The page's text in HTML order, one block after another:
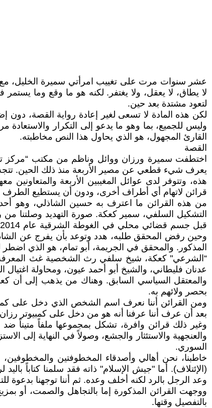
لا يطاق، لا يعقل، ولا يغتفر. لكنه هو ما وقع وما
لتعود مشتدة بعد حين.
لكن هذه المادة لا تسعى لغير إعادة رواية القصة، دون
وليس للجميع، بما وهو ما يدعو إلى التكرار
القارئ المجهول، هو الذي يحاول هذا النص مخاطبته.
القصة
يعرف شيء قطعي عن مصير الأربعة منذ ذلك الحين. تتجه
هذه، وتتوفر لدى عوائل المغيبين الأربعة
قرائن لاتهام أي أطراف أخرى، ودون أن يستطيع الطرف
التشكيل السلفي، سمير كعكة. صورة التهديد وصلتنا
وحين رفض المحقق طلبه، هدد وتوعد بأن يفرج عن
المذكور. والمحقق في الجريمة، أبو تمام، هو الذي
“الشرعي" كعكة، شيخ سلفي رث الشخصية غث المعرفة،
عدنان فليطاني، والشيخ أبو أحمد عيون، ومحاولة
والمعتقل السياسي السابق. وهناك من يذهب إلى
بحصر ولائهم به.
ومن القرائن أننا نعرف اسم الشخص الذي دخل على
بعد أن عرف أننا عرفنا أنه هو من دخل على كمبيوتر
وغير ذلك قرائن وافرة، تشكل بمجموعها ملفاً متيناً
السوري.
خاطبنا، نحن أهالي وأصدقاء المخطوفتين والمخطوفين،
(الإئتلاف). أما "جيش الإسلام" ذاته فقد سلمنا كتاباً
وعد الرجل بالرد لكنه أخلف وعده. ثم أننا توجهنا بدعوة للتحكيم بيننا وبين "جيش الإسلام"
بالتفصيل وقتها.